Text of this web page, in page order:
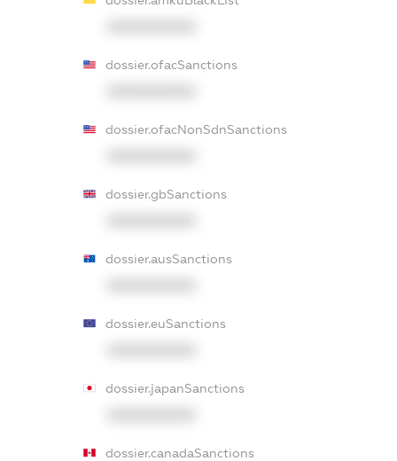
dossier.ofacSanctions
dossier.ofacNonSdnSanctions
dossier.gbSanctions
dossier.ausSanctions
dossier.euSanctions
dossier.japanSanctions
dossier.canadaSanctions